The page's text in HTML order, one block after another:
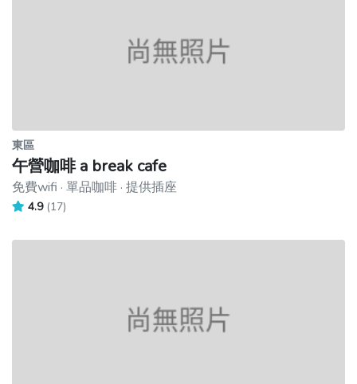
東區
午營咖啡 a break cafe
免費wifi · 單品咖啡 · 提供插座
4.9 (17)